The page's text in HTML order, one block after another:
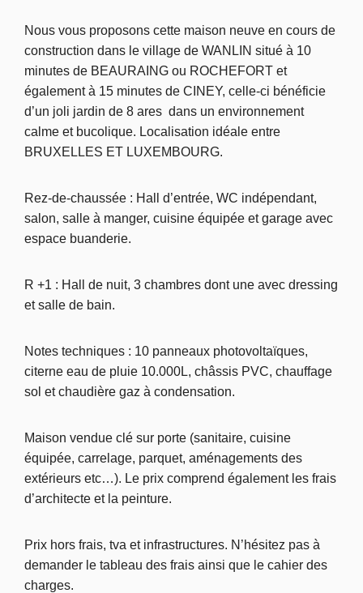
Nous vous proposons cette maison neuve en cours de
construction dans le village de WANLIN situé à 10
minutes de BEAURAING ou ROCHEFORT et
également à 15 minutes de CINEY, celle-ci bénéficie
d’un joli jardin de 8 ares dans un environnement
calme et bucolique. Localisation idéale entre
BRUXELLES ET LUXEMBOURG.
Rez-de-chaussée : Hall d’entrée, WC indépendant,
salon, salle à manger, cuisine équipée et garage avec
espace buanderie.
R +1 : Hall de nuit, 3 chambres dont une avec dressing
et salle de bain.
Notes techniques : 10 panneaux photovoltaïques,
citerne eau de pluie 10.000L, châssis PVC, chauffage
sol et chaudière gaz à condensation.
Maison vendue clé sur porte (sanitaire, cuisine
équipée, carrelage, parquet, aménagements des
extérieurs etc…). Le prix comprend également les frais
d’architecte et la peinture.
Prix hors frais, tva et infrastructures. N’hésitez pas à
demander le tableau des frais ainsi que le cahier des
charges.